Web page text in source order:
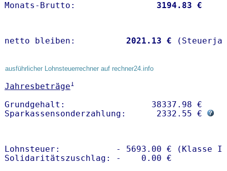
Monats-Brutto: 3194.83 €
netto bleiben: 2021.13 €
ausführlicher Lohnsteuerrechner auf rechner24.info
Jahresbeträge1
Grundgehalt:                 38337.98 €
Sparkassensonderzahlung:      2332.55 €
Lohnsteuer:           - 5693.00 € (Klasse I)
Solidaritätszuschlag: -    0.00 €